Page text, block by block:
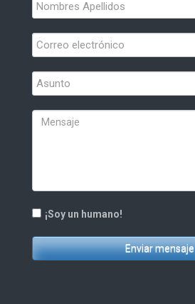
¡Soy un humano!
Enviar mensaje